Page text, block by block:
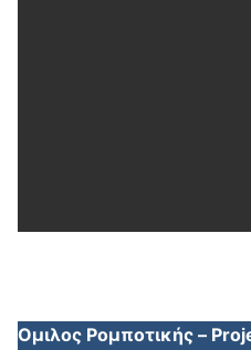
Ομιλος Ρομποτικής –